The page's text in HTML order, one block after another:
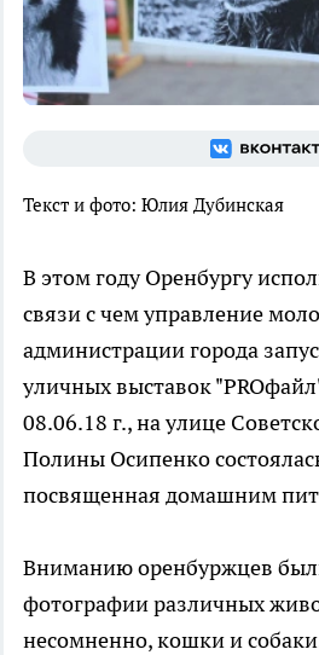
Текст и фото: Юлия Дубинская
В этом году Оренбургу
связи с чем управление
администрации города
уличных выставок
08.06.18 г., на улице
Полины Осипенко
посвященная домашним
Вниманию оренбуржцев
фотографии различных
несомненно, кошки и